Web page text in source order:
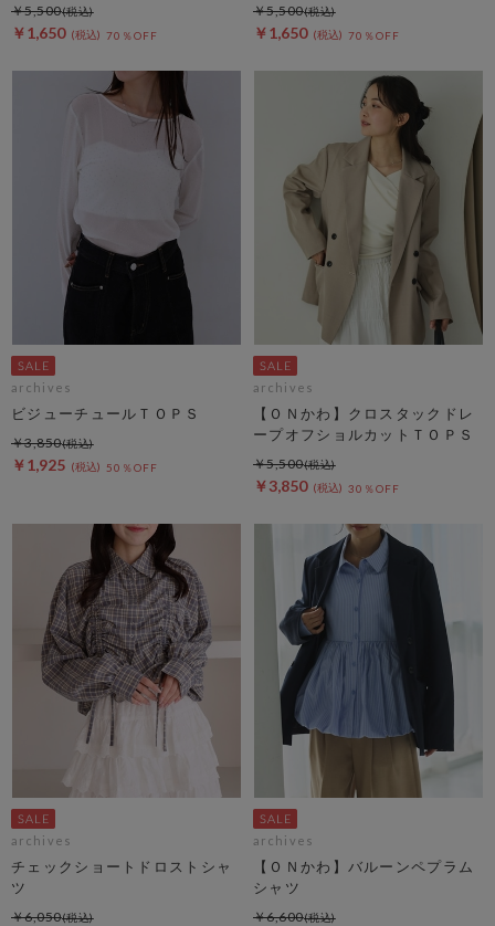
￥1,650 70％OFF
￥5,500
￥1,650 70％OFF
￥5,500
archives
ビジューチュールＴＯＰＳ
￥1,925 50％OFF
￥3,850
archives
【ＯＮかわ】クロスタックドレ
ープオフショルカットＴＯＰＳ
￥3,850 30％OFF
￥5,500
archives
チェックショートドロストシャ
ツ
￥6,050
archives
【ＯＮかわ】バルーンペプラム
シャツ
￥6,600